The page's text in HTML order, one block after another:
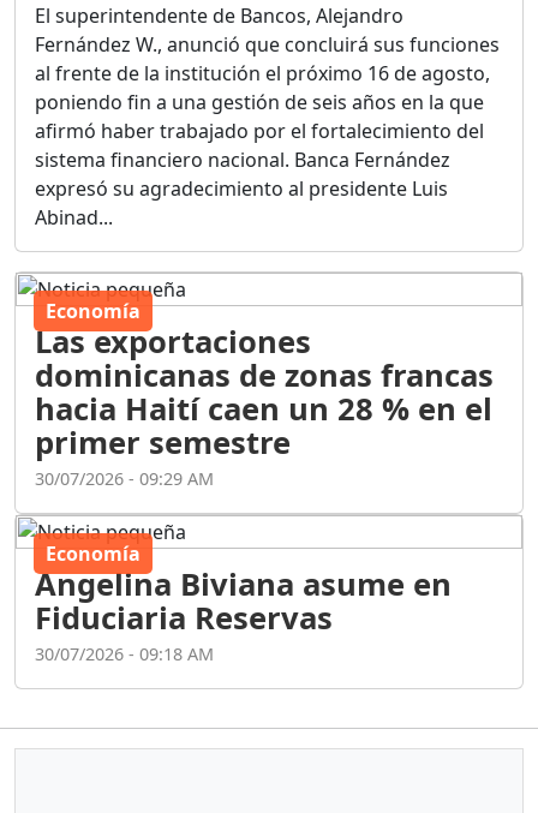
El superintendente de Bancos, Alejandro
Fernández W., anunció que concluirá sus funciones
al frente de la institución el próximo 16 de agosto,
poniendo fin a una gestión de seis años en la que
afirmó haber trabajado por el fortalecimiento del
sistema financiero nacional. Banca Fernández
expresó su agradecimiento al presidente Luis
Abinad...
Economía
Las exportaciones
dominicanas de zonas francas
hacia Haití caen un 28 % en el
primer semestre
30/07/2026 - 09:29 AM
Economía
Angelina Biviana asume en
Fiduciaria Reservas
30/07/2026 - 09:18 AM